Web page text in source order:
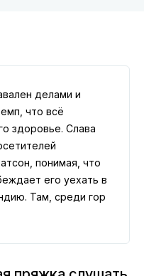
делами и
что всё
здоровье. Слава
понимая, что
его уехать в
Там, среди гор
наконец
находят его где